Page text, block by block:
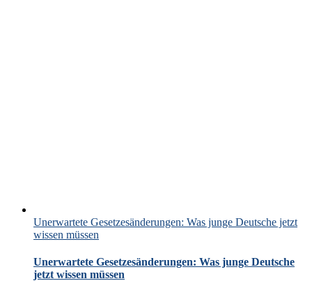
Unerwartete Gesetzesänderungen: Was junge Deutsche jetzt
wissen müssen
Unerwartete Gesetzesänderungen: Was junge Deutsche
jetzt wissen müssen